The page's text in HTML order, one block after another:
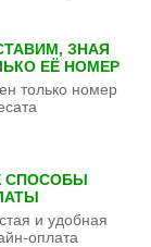
ЗНАЯ
ЕЁ НОМЕР
только номер
СПОСОБЫ
и удобная
оплата